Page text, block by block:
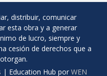
distribuir, comunicar
esta obra y a generar
de lucro, siempre y
cesión de derechos que a
| Education Hub por WEN